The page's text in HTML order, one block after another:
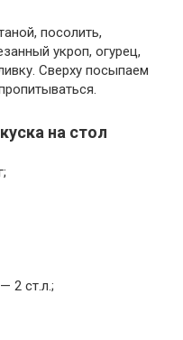
посолить,
укроп, огурец,
Сверху посыпаем
на стол
2 ст.л.;